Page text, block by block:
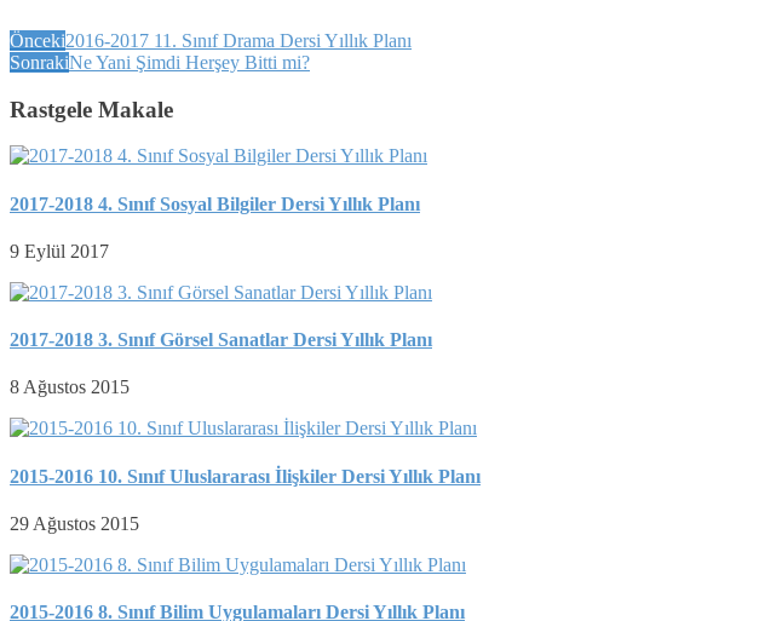
Önceki2016-2017 11. Sınıf Drama Dersi Yıllık Planı
SonrakiNe Yani Şimdi Herşey Bitti mi?
Rastgele Makale
2017-2018 4. Sınıf Sosyal Bilgiler Dersi Yıllık Planı
9 Eylül 2017
2017-2018 3. Sınıf Görsel Sanatlar Dersi Yıllık Planı
8 Ağustos 2015
2015-2016 10. Sınıf Uluslararası İlişkiler Dersi Yıllık Planı
29 Ağustos 2015
2015-2016 8. Sınıf Bilim Uygulamaları Dersi Yıllık Planı